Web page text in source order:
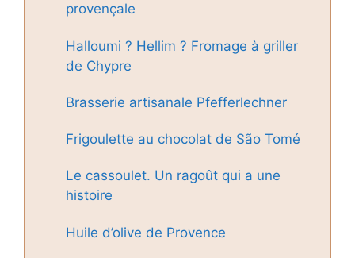
provençale
Halloumi ? Hellim ? Fromage à griller
de Chypre
Brasserie artisanale Pfefferlechner
Frigoulette au chocolat de São Tomé
Le cassoulet. Un ragoût qui a une
histoire
Huile d’olive de Provence